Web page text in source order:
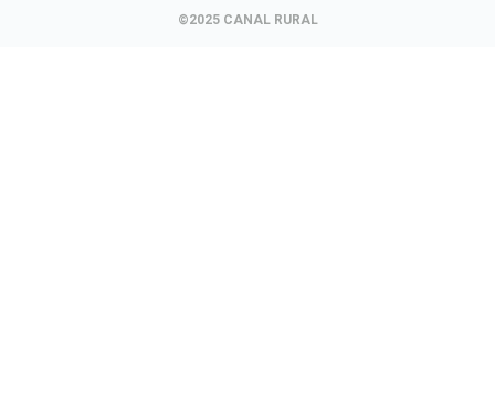
©2025 CANAL RURAL